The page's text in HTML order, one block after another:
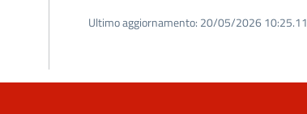
Ultimo aggiornamento: 20/05/2026 10:25.11